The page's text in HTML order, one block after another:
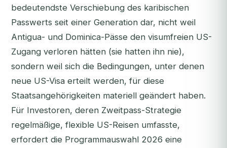
bedeutendste Verschiebung des karibischen
Passwerts seit einer Generation dar, nicht weil
Antigua- und Dominica-Pässe den visumfreien US-
Zugang verloren hätten (sie hatten ihn nie),
sondern weil sich die Bedingungen, unter denen
neue US-Visa erteilt werden, für diese
Staatsangehörigkeiten materiell geändert haben.
Für Investoren, deren Zweitpass-Strategie
regelmäßige, flexible US-Reisen umfasste,
erfordert die Programmauswahl 2026 eine